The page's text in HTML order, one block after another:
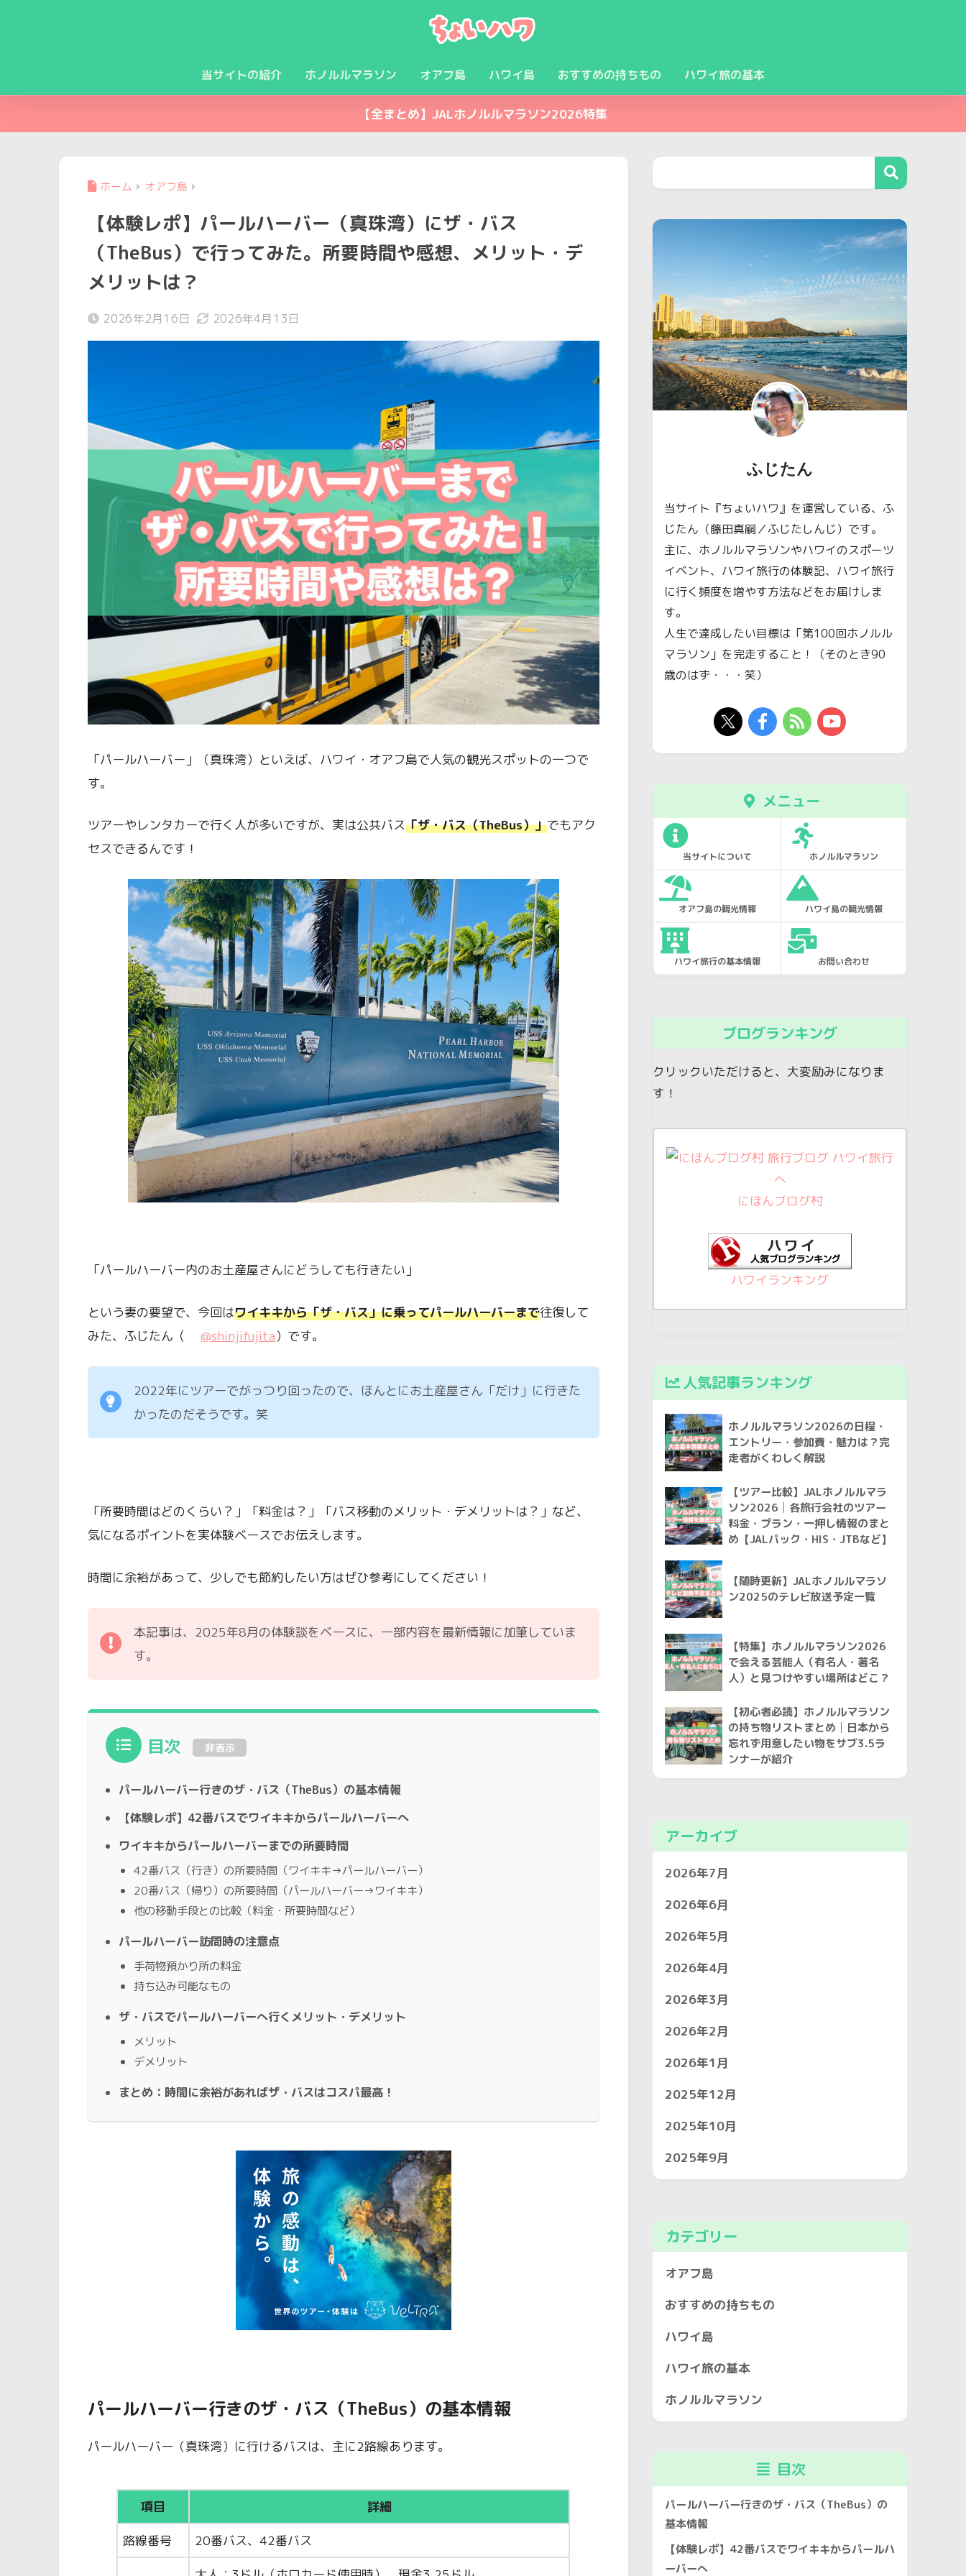
当サイトの紹介 ホノルルマラソン オアフ島 ハワイ島 おすすめの持ちもの ハワイ旅の基本
【全まとめ】JALホノルルマラソン2026特集
ホーム オアフ島
【体験レポ】パールハーバー（真珠湾）にザ・バス
（TheBus）で行ってみた。所要時間や感想、メリット・デ
メリットは？
2026年2月16日 2026年4月13日
「パールハーバー」（真珠湾）といえば、ハワイ・オアフ島で人気の観光スポットの一つで
す。
ツアーやレンタカーで行く人が多いですが、実は公共バス「ザ・バス（TheBus）」でもアク
セスできるんです！
「パールハーバー内のお土産屋さんにどうしても行きたい」
という妻の要望で、今回はワイキキから「ザ・バス」に乗ってパールハーバーまで往復して
みた、ふじたん（
@shinjifujita）です。
2022年にツアーでがっつり回ったので、ほんとにお土産屋さん「だけ」に行きた
かったのだそうです。笑
「所要時間はどのくらい？」「料金は？」「バス移動のメリット・デメリットは？」など、
気になるポイントを実体験ベースでお伝えします。
時間に余裕があって、少しでも節約したい方はぜひ参考にしてください！
本記事は、2025年8月の体験談をベースに、一部内容を最新情報に加筆していま
す。
目次 非表示
パールハーバー行きのザ・バス（TheBus）の基本情報
【体験レポ】42番バスでワイキキからパールハーバーへ
ワイキキからパールハーバーまでの所要時間
42番バス（行き）の所要時間（ワイキキ→パールハーバー）
20番バス（帰り）の所要時間（パールハーバー→ワイキキ）
他の移動手段との比較（料金・所要時間など）
パールハーバー訪問時の注意点
手荷物預かり所の料金
持ち込み可能なもの
ザ・バスでパールハーバーへ行くメリット・デメリット
メリット
デメリット
まとめ：時間に余裕があればザ・バスはコスパ最高！
パールハーバー行きのザ・バス（TheBus）の基本情報
パールハーバー（真珠湾）に行けるバスは、主に2路線あります。
項目 詳細
路線番号 20番バス、42番バス
ふじたん
当サイト『ちょいハワ』を運営している、ふ
じたん（藤田真嗣／ふじたしんじ）です。
主に、ホノルルマラソンやハワイのスポーツ
イベント、ハワイ旅行の体験記、ハワイ旅行
に行く頻度を増やす方法などをお届けしま
す。
人生で達成したい目標は「第100回ホノルル
マラソン」を完走すること！（そのとき90
歳のはず・・・笑）
メニュー
当サイトについて ホノルルマラソン
オアフ島の観光情報 ハワイ島の観光情報
ハワイ旅行の基本情報 お問い合わせ
ブログランキング
クリックいただけると、大変励みになりま
す！
にほんブログ村
ハワイランキング
人気記事ランキング
ホノルルマラソン2026の日程・
エントリー・参加費・魅力は？完
走者がくわしく解説
【ツアー比較】JALホノルルマラ
ソン2026│各旅行会社のツアー
料金・プラン・一押し情報のまと
め【JALパック・HIS・JTBなど】
【随時更新】JALホノルルマラソ
ン2025のテレビ放送予定一覧
【特集】ホノルルマラソン2026
で会える芸能人（有名人・著名
人）と見つけやすい場所はどこ？
【初心者必読】ホノルルマラソン
の持ち物リストまとめ│日本から
忘れず用意したい物をサブ3.5ラ
ンナーが紹介
アーカイブ
2026年7月
2026年6月
2026年5月
2026年4月
2026年3月
2026年2月
2026年1月
2025年12月
2025年10月
2025年9月
カテゴリー
オアフ島
おすすめの持ちもの
ハワイ島
ハワイ旅の基本
ホノルルマラソン
目次
パールハーバー行きのザ・バス（TheBus）の
基本情報
【体験レポ】42番バスでワイキキからパールハ
ーバーへ